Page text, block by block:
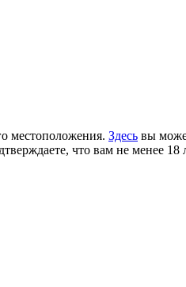
местоположения. Здесь вы
что вам не менее 18